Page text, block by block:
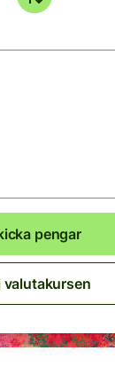
pengar
valutakursen